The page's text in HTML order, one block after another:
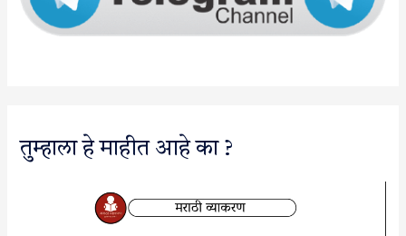
तुम्हाला हे माहीत आहे का ?